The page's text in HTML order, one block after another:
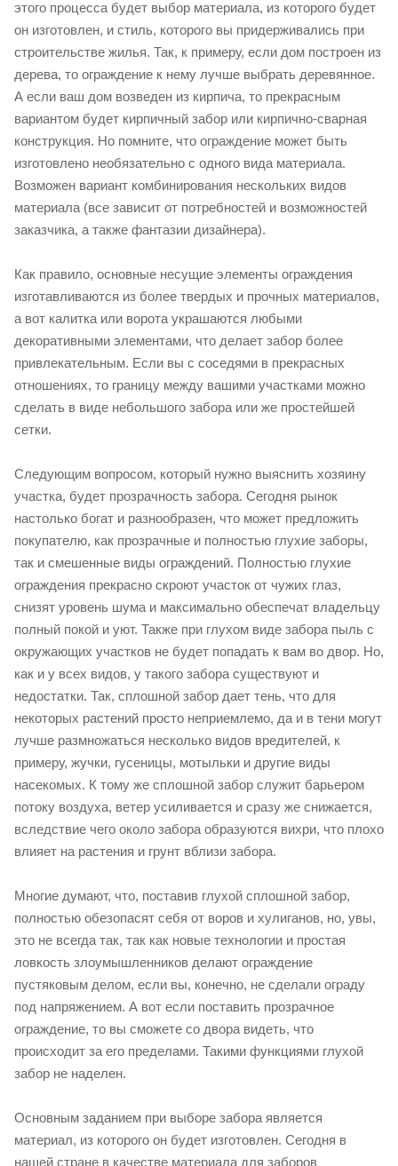
этого процесса будет выбор материала, из которого будет
он изготовлен, и стиль, которого вы придерживались при
строительстве жилья. Так, к примеру, если дом построен из
дерева, то ограждение к нему лучше выбрать деревянное.
А если ваш дом возведен из кирпича, то прекрасным
вариантом будет кирпичный забор или кирпично-сварная
конструкция. Но помните, что ограждение может быть
изготовлено необязательно с одного вида материала.
Возможен вариант комбинирования нескольких видов
материала (все зависит от потребностей и возможностей
заказчика, а также фантазии дизайнера).
Как правило, основные несущие элементы ограждения
изготавливаются из более твердых и прочных материалов,
а вот калитка или ворота украшаются любыми
декоративными элементами, что делает забор более
привлекательным. Если вы с соседями в прекрасных
отношениях, то границу между вашими участками можно
сделать в виде небольшого забора или же простейшей
сетки.
Следующим вопросом, который нужно выяснить хозяину
участка, будет прозрачность забора. Сегодня рынок
настолько богат и разнообразен, что может предложить
покупателю, как прозрачные и полностью глухие заборы,
так и смешенные виды ограждений. Полностью глухие
ограждения прекрасно скроют участок от чужих глаз,
снизят уровень шума и максимально обеспечат владельцу
полный покой и уют. Также при глухом виде забора пыль с
окружающих участков не будет попадать к вам во двор. Но,
как и у всех видов, у такого забора существуют и
недостатки. Так, сплошной забор дает тень, что для
некоторых растений просто неприемлемо, да и в тени могут
лучше размножаться несколько видов вредителей, к
примеру, жучки, гусеницы, мотыльки и другие виды
насекомых. К тому же сплошной забор служит барьером
потоку воздуха, ветер усиливается и сразу же снижается,
вследствие чего около забора образуются вихри, что плохо
влияет на растения и грунт вблизи забора.
Многие думают, что, поставив глухой сплошной забор,
полностью обезопасят себя от воров и хулиганов, но, увы,
это не всегда так, так как новые технологии и простая
ловкость злоумышленников делают ограждение
пустяковым делом, если вы, конечно, не сделали ограду
под напряжением. А вот если поставить прозрачное
ограждение, то вы сможете со двора видеть, что
происходит за его пределами. Такими функциями глухой
забор не наделен.
Основным заданием при выборе забора является
материал, из которого он будет изготовлен. Сегодня в
нашей стране в качестве материала для заборов